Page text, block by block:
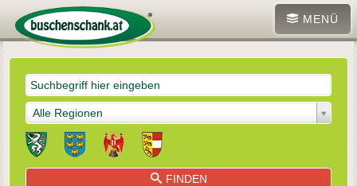
MENÜ
Alle Regionen
FINDEN